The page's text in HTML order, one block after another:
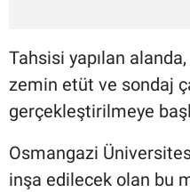
Tahsisi yapılan
zemin etüt ve sondaj
gerçekleştirilmeye
Osmangazi
inşa edilecek olan bu